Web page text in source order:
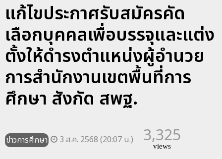
แก้ไขประกาศรับสมัครคัด
เลือกบุคคลเพื่อบรรจุและแต่ง
ตั้งให้ดำรงตำแหน่งผู้อำนวย
การสำนักงานเขตพื้นที่การ
ศึกษา สังกัด สพฐ.
ข่าวการศึกษา 3 ส.ค. 2568 (20:07 น.) 3,325
views